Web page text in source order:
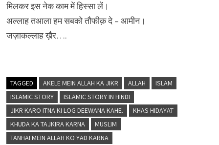
मिलकर इस नेक काम में हिस्सा लें।
अल्लाह तआला हम सबको तौफीक़ दे – आमीन।
जज़ाकल्लाह ख़ैर….
TAGGED AKELE MEIN ALLAH KA JIKR ALLAH
ISLAM
ISLAMIC STORY
ISLAMIC STORY IN HINDI
JIKR KARO ITNA KI LOG DEEWANA KAHE.
KHAS HIDAYAT
KHUDA KA TAJKIRA KARNA
MUSLIM
TANHAI MEIN ALLAH KO YAD KARNA